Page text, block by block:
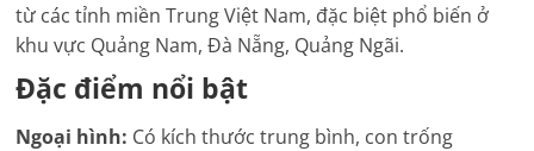
từ các tỉnh miền Trung Việt Nam, đặc biệt phổ biến ở
khu vực Quảng Nam, Đà Nẵng, Quảng Ngãi.
Đặc điểm nổi bật
Ngoại hình: Có kích thước trung bình, con trống